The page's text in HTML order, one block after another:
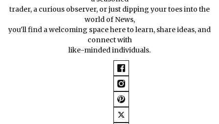
trader, a curious observer, or just dipping your toes into the
world of News,
you'll find a welcoming space here to learn, share ideas, and
connect with
like-minded individuals.